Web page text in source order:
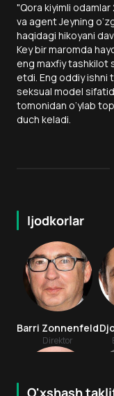
"Qora kiyimli
va agent Jeyning
haqidagi hikoyani
Key bir maromda
eng maxfiy tashkilot
etdi. Eng oddiy ishni
seksual model
tomonidan o‘ylab
duch keladi.
Ijodkorlar
Barri Zonnenfeld
Direktor
O'xshash